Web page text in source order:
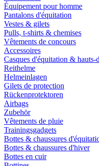
Équipement pour homme
Pantalons d'équitation
Vestes & gilets
Pulls, t-shirts & chemises
Vêtements de concours
Accessoires
Casques d'équitation & hauts-
Reithelme
Helmeinlagen
Gilets de protection
Rückenprotektoren
Airbags
Zubehör
Vêtements de pluie
Trainingsgadgets
Bottes & chaussures
Bottes & chaussures d'hiver
Bottes en cuir